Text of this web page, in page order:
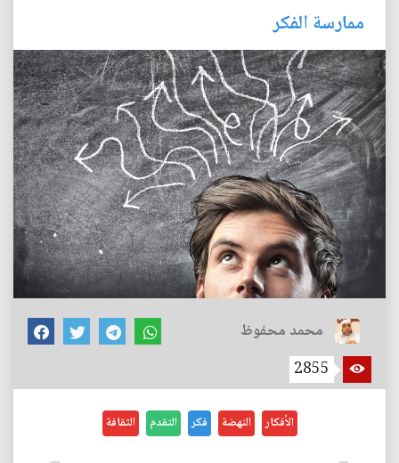
ممارسة الفكر
محمد محفوظ
2855
الأفكار النهضة فكر التقدم الثقافة